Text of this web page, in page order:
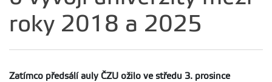
roky 2018 a 2025
Zatímco předsálí auly ČZU ožilo ve středu 3. prosince